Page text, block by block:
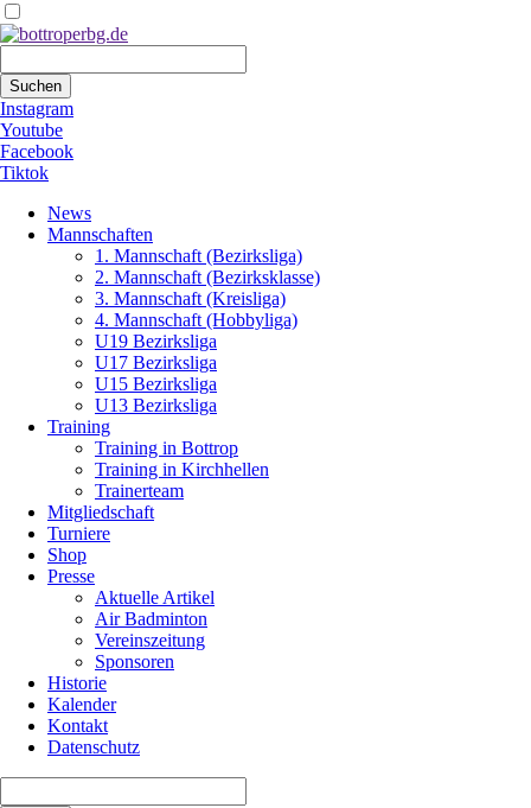
Suchen
Instagram
Youtube
Facebook
Tiktok
überspringen
News
Mannschaften
1. Mannschaft (Bezirksliga)
2. Mannschaft (Bezirksklasse)
3. Mannschaft (Kreisliga)
4. Mannschaft (Hobbyliga)
U19 Bezirksliga
U17 Bezirksliga
U15 Bezirksliga
U13 Bezirksliga
Training
Training in Bottrop
Training in Kirchhellen
Trainerteam
Mitgliedschaft
Turniere
Shop
Presse
Aktuelle Artikel
Air Badminton
Vereinszeitung
Sponsoren
Historie
Kalender
Kontakt
Datenschutz